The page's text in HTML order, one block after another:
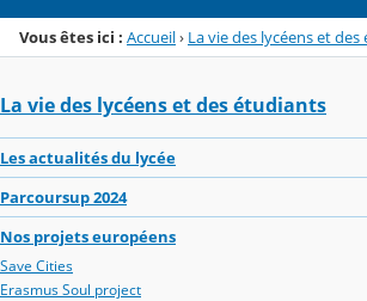
Vous êtes ici : Accueil› La vie des lycéens et
La vie des lycéens et des étudiants
Les actualités du lycée
Parcoursup 2024
Nos projets européens
Save Cities
Erasmus Soul project